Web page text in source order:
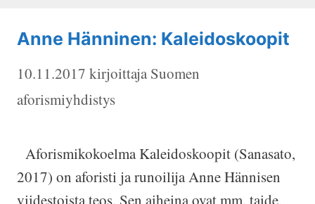
Anne Hänninen: Kaleidoskoopit
10.11.2017 kirjoittajaSuomen
aforismiyhdistys
Aforismikokoelma Kaleidoskoopit (Sanasato,
2017) on aforisti ja runoilija Anne Hännisen
viidestoista teos. Sen aiheina ovat mm. taide,